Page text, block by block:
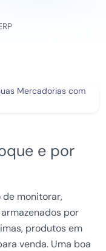
e por
de monitorar,
por
produtos em
venda. Uma boa